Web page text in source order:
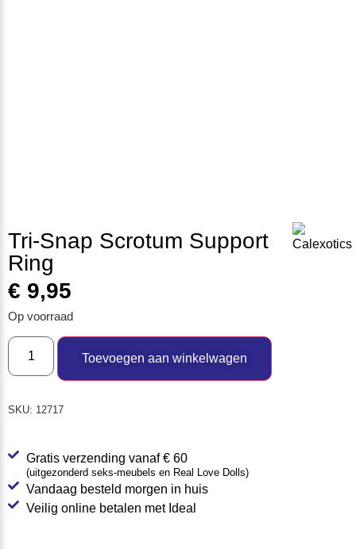
Tri-Snap Scrotum Support
Ring
€ 9,95
Op voorraad
Toevoegen aan winkelwagen
SKU: 12717
Gratis verzending vanaf € 60
(uitgezonderd seks-meubels en Real Love Dolls)
Vandaag besteld morgen in huis
Veilig online betalen met Ideal